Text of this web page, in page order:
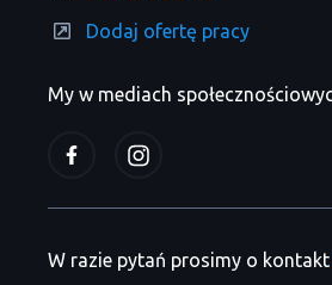
My w mediach
Dodaj ofertę pracy
W razie pytań prosimy o kontakt